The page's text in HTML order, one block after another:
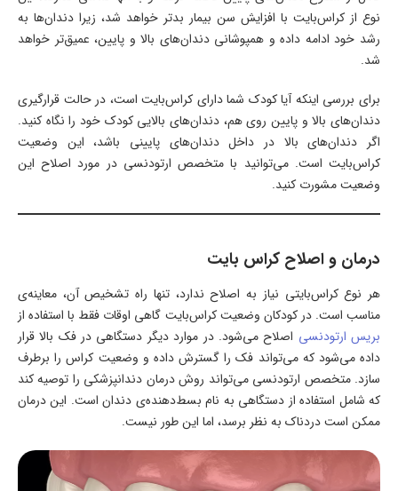
نوع از کراس‌بایت با افزایش سن بیمار بدتر خواهد شد، زیرا دندان‌ها به
رشد خود ادامه داده و همپوشانی دندان‌های بالا و پایین، عمیق‌تر خواهد
شد.
برای بررسی اینکه آیا کودک شما دارای کراس‌بایت است، در حالت قرارگیری
دندان‌های بالا و پایین روی هم، دندان‌های بالایی کودک خود را نگاه کنید.
اگر دندان‌های بالا در داخل دندان‌های پایینی باشد، این وضعیت
کراس‌بایت است. می‌توانید با متخصص ارتودنسی در مورد اصلاح این
وضعیت مشورت کنید.
درمان و اصلاح کراس‌ بایت
هر نوع کراس‌بایتی نیاز به اصلاح ندارد، تنها راه تشخیص آن، معاینه‌ی
مناسب است. در کودکان وضعیت کراس‌بایت گاهی اوقات فقط با استفاده از
بریس ارتودنسی اصلاح می‌شود. در موارد دیگر دستگاهی در فک بالا قرار
داده می‌شود که می‌تواند فک را گسترش داده و وضعیت کراس را برطرف
سازد. متخصص ارتودنسی می‌تواند روش درمان دندانپزشکی را توصیه کند
که شامل استفاده از دستگاهی به نام بسط‌دهنده‌ی دندان است. این درمان
ممکن است دردناک به نظر برسد، اما این طور نیست.